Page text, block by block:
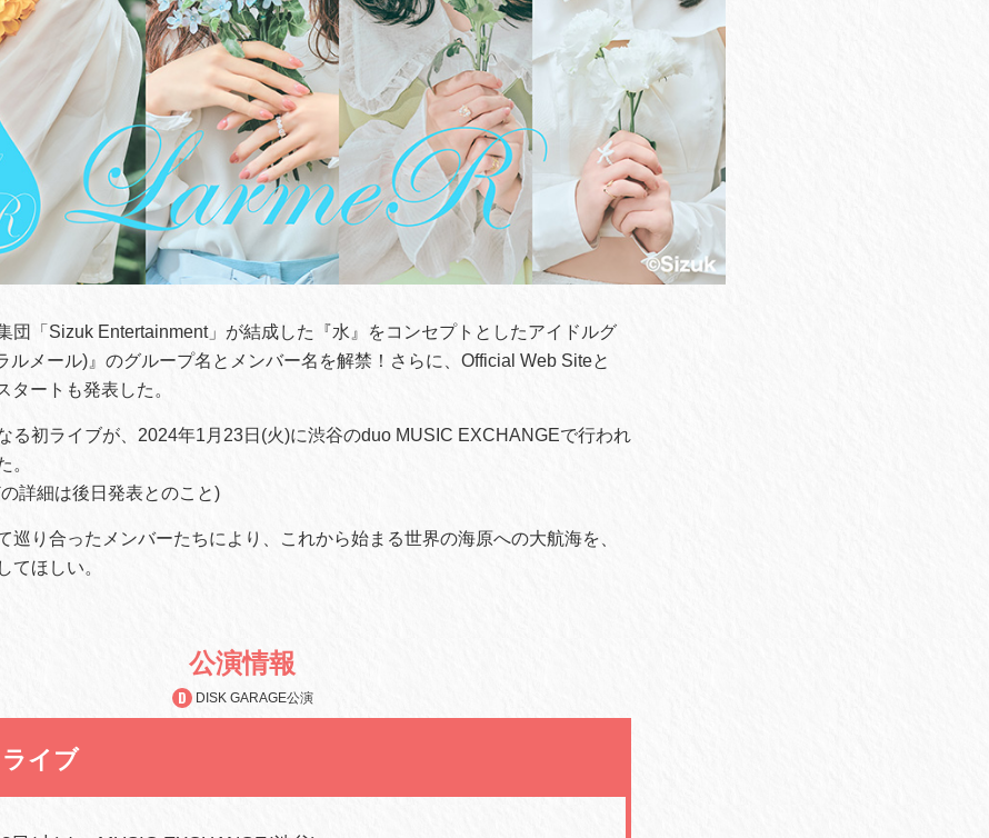
団「Sizuk Entertainment」が結成した『水』をコンセプトとしたアイドルグ
ルメール)』のグループ名とメンバー名を解禁！さらに、Official Web Siteと
タートも発表した。
る初ライブが、2024年1月23日(火)に渋谷のduo MUSIC EXCHANGEで行われ
。
詳細は後日発表とのこと)
巡り合ったメンバーたちにより、これから始まる世界の海原への大航海を、
てほしい。
公演情報
DISK GARAGE公演
イブ